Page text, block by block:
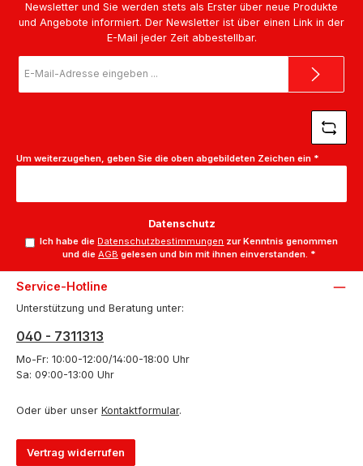
Newsletter und Sie werden stets als Erster über neue Produkte
und Angebote informiert. Der Newsletter ist über einen Link in der
E-Mail jeder Zeit abbestellbar.
Mail-
Adresse
Um weiterzugehen, geben Sie die oben abgebildeten Zeichen ein *
Datenschutz
Ich habe die Datenschutzbestimmungen zur Kenntnis genommen
und dieAGB gelesen und bin mit ihnen einverstanden. *
Service-Hotline
Unterstützung und Beratung unter:
040 - 7311313
Mo-Fr: 10:00-12:00/14:00-18:00 Uhr
Sa: 09:00-13:00 Uhr
Oder über unser Kontaktformular.
Vertrag widerrufen